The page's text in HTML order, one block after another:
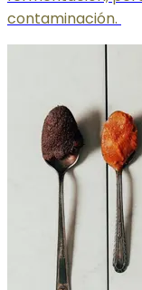
contaminación.